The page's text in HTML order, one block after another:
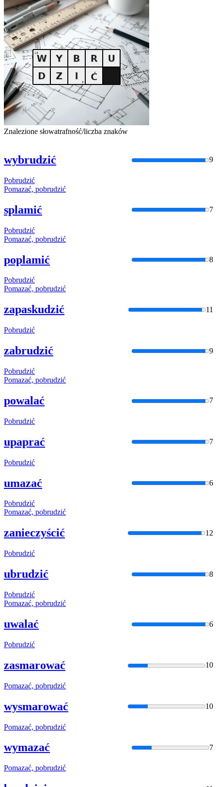
Znalezione słowatrafność/liczba znaków
wybrudzić 9
Pobrudzić
Pomazać, pobrudzić
splamić 7
Pobrudzić
Pomazać, pobrudzić
poplamić 8
Pobrudzić
Pomazać, pobrudzić
zapaskudzić 11
Pobrudzić
zabrudzić 9
Pobrudzić
Pomazać, pobrudzić
powalać 7
Pobrudzić
upaprać 7
Pobrudzić
umazać 6
Pobrudzić
Pomazać, pobrudzić
zanieczyścić 12
Pobrudzić
ubrudzić 8
Pobrudzić
Pomazać, pobrudzić
uwalać 6
Pobrudzić
zasmarować 10
Pomazać, pobrudzić
wysmarować 10
Pomazać, pobrudzić
wymazać 7
Pomazać, pobrudzić